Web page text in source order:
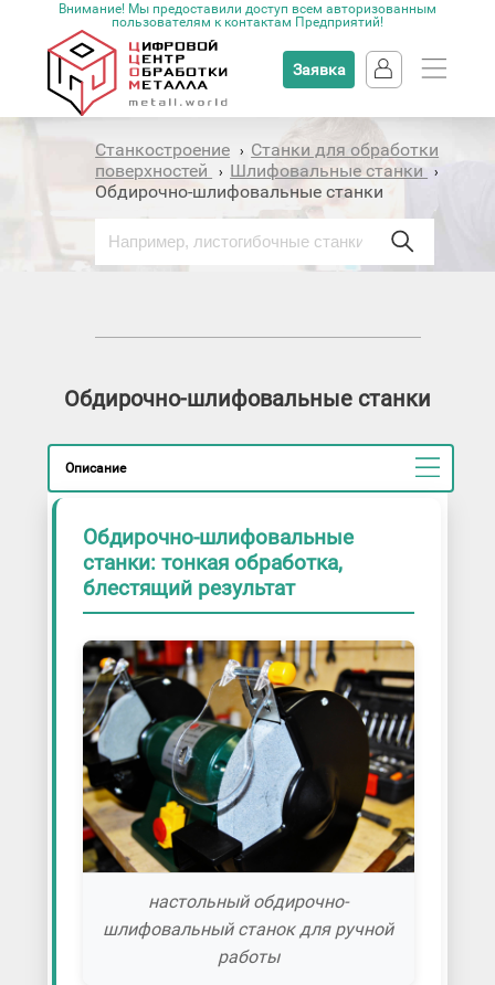
Внимание! Мы предоставили доступ всем авторизованным
пользователям к контактам Предприятий!
Заявка
Станкостроение › Станки для обработки
поверхностей
› Шлифовальные станки ›
Обдирочно-шлифовальные станки
Обдирочно-шлифовальные станки
Описание
Обдирочно-шлифовальные
станки: тонкая обработка,
блестящий результат
настольный обдирочно-
шлифовальный станок для ручной
работы